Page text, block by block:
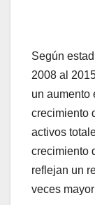
Según
2008 al
un aumento
crecimiento
activos
crecimiento
reflejan un
veces